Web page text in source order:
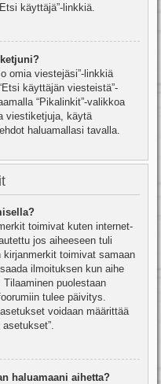
käyttäjä”-linkkiä.
omia viestejäsi”-linkkiä
käyttäjän viesteistä”-
“Pikalinkit”-valikkoa
viestiketjuja, käytä
haluamallasi tavalla.
toimivat kuten internet-
jos aiheeseen tuli
toimivat samaan
ilmoituksen kun aihe
puolestaan
tulee päivitys.
voidaan määrittää
haluamaani aihetta?